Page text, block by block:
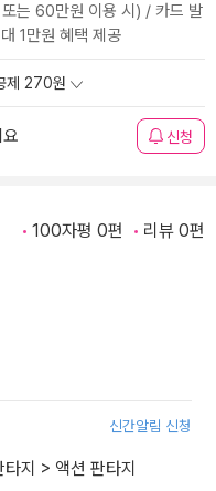
는 60만원 이용 시) / 카드 발
1만원 혜택 제공
제 270원
요 신청
100자평 0편 리뷰 0편
신간알림 신청
타지 > 액션 판타지